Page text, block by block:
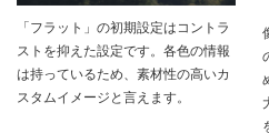
「フラット」の初期設定はコントラ
ストを抑えた設定です。各色の情報
は持っているため、素材性の高いカ
スタムイメージと言えます。